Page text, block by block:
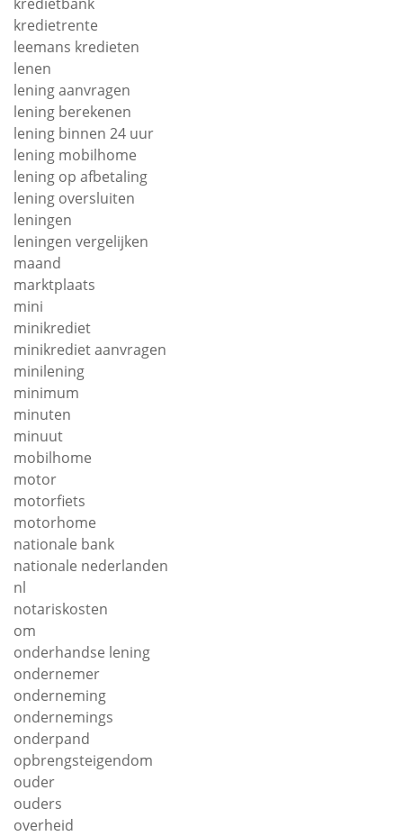
kredietrente
leemans kredieten
lenen
lening aanvragen
lening berekenen
lening binnen 24 uur
lening mobilhome
lening op afbetaling
lening oversluiten
leningen
leningen vergelijken
maand
marktplaats
mini
minikrediet
minikrediet aanvragen
minilening
minimum
minuten
minuut
mobilhome
motor
motorfiets
motorhome
nationale bank
nationale nederlanden
nl
notariskosten
om
onderhandse lening
ondernemer
onderneming
ondernemings
onderpand
opbrengsteigendom
ouder
ouders
overheid